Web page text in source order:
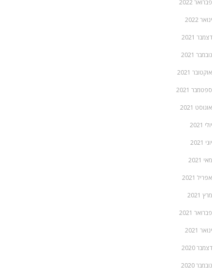
פברואר 2022
ינואר 2022
דצמבר 2021
נובמבר 2021
אוקטובר 2021
ספטמבר 2021
אוגוסט 2021
יולי 2021
יוני 2021
מאי 2021
אפריל 2021
מרץ 2021
פברואר 2021
ינואר 2021
דצמבר 2020
נובמבר 2020